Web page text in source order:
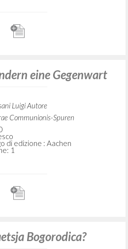
eine Gegenwart
Luigi Autore
Communionis-Spuren
di edizione : Aachen
1
Bogorodica?